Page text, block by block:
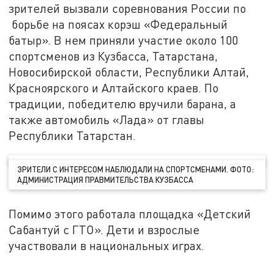
зрителей вызвали соревнования России по
борьбе на поясах корэш «Федеральный
батыр». В нем приняли участие около 100
спортсменов из Кузбасса, Татарстана,
Новосибирской области, Республики Алтай,
Красноярского и Алтайского краев. По
традиции, победителю вручили барана, а
также автомобиль «Лада» от главы
Республики Татарстан.
ЗРИТЕЛИ С ИНТЕРЕСОМ НАБЛЮДАЛИ НА СПОРТСМЕНАМИ. ФОТО:
АДМИНИСТРАЦИЯ ПРАВМИТЕЛЬСТВА КУЗБАССА
Помимо этого работала площадка «Детский
Сабантуй с ГТО». Дети и взрослые
участвовали в национальных играх.